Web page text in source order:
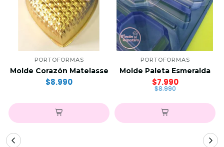
PORTOFORMAS
Molde Corazón Matelasse
$8.990
PORTOFORMAS
Molde Paleta Esmeralda
$7.990
$8.990